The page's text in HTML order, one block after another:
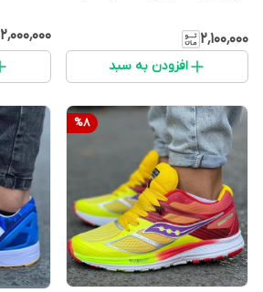
۲٬۱۰۰٬۰۰۰
افزودن به سبد
۲٬۰۰۰٬۰۰۰
%8